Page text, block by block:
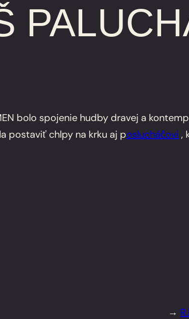
bolo spojenie hudby dravej a
postaviť chlpy na krku aj poslucháčovi ,
→